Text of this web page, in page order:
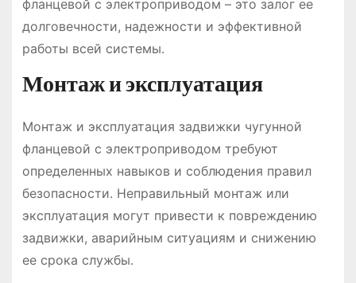
фланцевой с электроприводом – это залог ее
долговечности, надежности и эффективной
работы всей системы.
Монтаж и эксплуатация
Монтаж и эксплуатация задвижки чугунной
фланцевой с электроприводом требуют
определенных навыков и соблюдения правил
безопасности. Неправильный монтаж или
эксплуатация могут привести к повреждению
задвижки, аварийным ситуациям и снижению
ее срока службы.